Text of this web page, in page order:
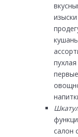
салон